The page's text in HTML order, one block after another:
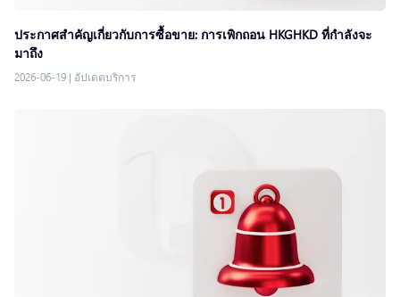
ประกาศสำคัญเกี่ยวกับการซื้อขาย: การเพิกถอน HKGHKD ที่กำลังจะ
มาถึง
2026-06-19 | อัปเดตบริการ